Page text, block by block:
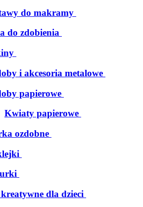
do makramy
do zdobienia
i akcesoria metalowe
papierowe
Kwiaty papierowe
ozdobne
dla dzieci